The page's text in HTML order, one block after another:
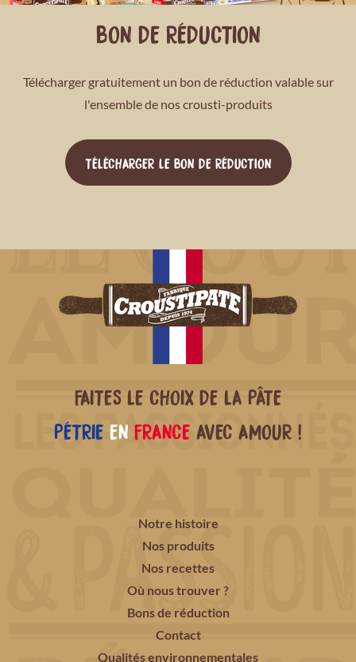
BON DE RÉDUCTION
Télécharger gratuitement un bon de réduction valable sur
l'ensemble de nos crousti-produits
TÉLÉCHARGER LE BON DE RÉDUCTION
FAITES LE CHOIX DE LA PÂTE
PÉTRIE EN FRANCE AVEC AMOUR !
Notre histoire
Nos produits
Nos recettes
Où nous trouver ?
Bons de réduction
Contact
Qualités environnementales